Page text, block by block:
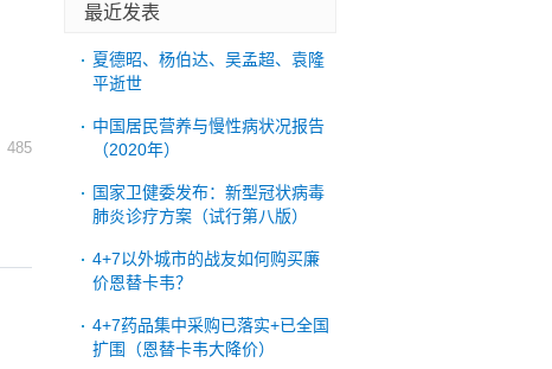
485
最近发表
夏德昭、杨伯达、吴孟超、袁隆
平逝世
中国居民营养与慢性病状况报告
（2020年）
国家卫健委发布：新型冠状病毒
肺炎诊疗方案（试行第八版）
4+7以外城市的战友如何购买廉
价恩替卡韦？
4+7药品集中采购已落实+已全国
扩围（恩替卡韦大降价）